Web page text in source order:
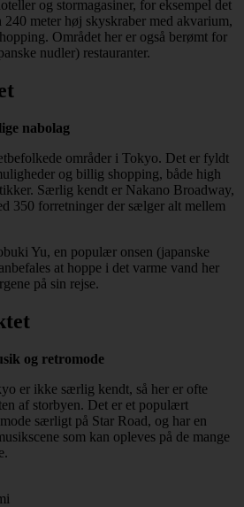
og stormagasiner, for eksempel det
meter høj skyskraber med akvarium,
Området her er også berømt for
nudler) restauranter.
nabolag
områder i Tokyo. Det er fyldt
og billig shopping, både high
Særlig kendt er Nakano Broadway,
350 forretninger der sælger alt mellem
Yu, en populær onsen (japanske
at hoppe i det varme vand her
på sin rejse.
og retromode
er ikke særlig kendt, så her er ofte
af storbyen. Det er et populært
særligt på Star Road, og har en
som kan opleves på de mange